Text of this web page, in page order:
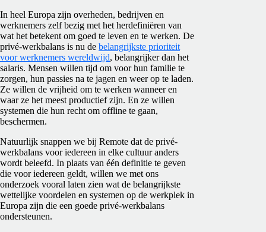
In heel Europa zijn overheden, bedrijven en
werknemers zelf bezig met het herdefiniëren van
wat het betekent om goed te leven en te werken. De
privé-werkbalans is nu de belangrijkste prioriteit
voor werknemers wereldwijd, belangrijker dan het
salaris. Mensen willen tijd om voor hun familie te
zorgen, hun passies na te jagen en weer op te laden.
Ze willen de vrijheid om te werken wanneer en
waar ze het meest productief zijn. En ze willen
systemen die hun recht om offline te gaan,
beschermen.
Natuurlijk snappen we bij Remote dat de privé-
werkbalans voor iedereen in elke cultuur anders
wordt beleefd. In plaats van één definitie te geven
die voor iedereen geldt, willen we met ons
onderzoek vooral laten zien wat de belangrijkste
wettelijke voordelen en systemen op de werkplek in
Europa zijn die een goede privé-werkbalans
ondersteunen.